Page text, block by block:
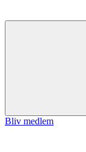
Bliv medlem